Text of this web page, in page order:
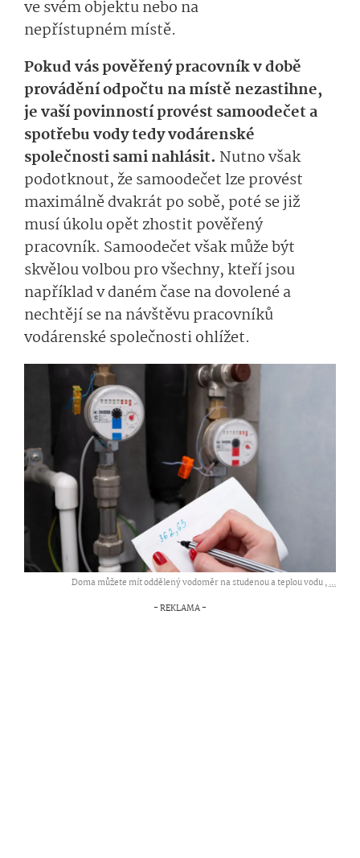
ve svém objektu nebo na
nepřístupném místě.
Pokud vás pověřený pracovník v době
provádění odpočtu na místě nezastihne,
je vaší povinností provést samoodečet a
spotřebu vody tedy vodárenské
společnosti sami nahlásit. Nutno však
podotknout, že samoodečet lze provést
maximálně dvakrát po sobě, poté se již
musí úkolu opět zhostit pověřený
pracovník. Samoodečet však může být
skvělou volbou pro všechny, kteří jsou
například v daném čase na dovolené a
nechtějí se na návštěvu pracovníků
vodárenské společnosti ohlížet.
Doma můžete mít oddělený vodoměr na studenou a teplou vodu ,...